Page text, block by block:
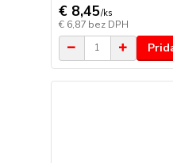
€ 8,45/ks
€ 6,87 bez DPH